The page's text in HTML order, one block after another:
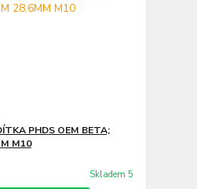
PHDS OEM BETA;
M10
Skladem 5